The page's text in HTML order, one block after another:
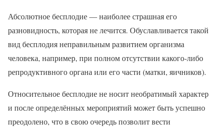
Абсолютное бесплодие — наиболее страшная его
разновидность, которая не лечится. Обуславливается такой
вид бесплодия неправильным развитием организма
человека, например, при полном отсутствии какого-либо
репродуктивного органа или его части (матки, яичников).
Относительное бесплодие не носит необратимый характер
и после определённых мероприятий может быть успешно
преодолено, что в свою очередь позволит вести